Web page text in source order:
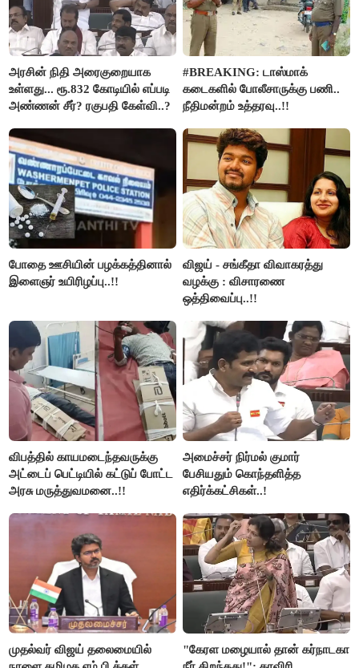
அரசின் நிதி அரைகுறையாக
உள்ளது... ரூ.832 கோடியில் எப்படி
அண்ணன் சீர்? ரகுபதி கேள்வி..?
#BREAKING: டாஸ்மாக்
கடைகளில் போலீசாருக்கு பணி..
நீதிமன்றம் உத்தரவு..!!
போதை ஊசியின் பழக்கத்தினால்
இளைஞர் உயிரிழப்பு..!!
விஜய் - சங்கீதா விவாகரத்து
வழக்கு : விசாரணை
ஒத்திவைப்பு..!!
விபத்தில் காயமடைந்தவருக்கு
அட்டைப் பெட்டியில் கட்டுப் போட்ட
அரசு மருத்துவமனை..!!
அமைச்சர் நிர்மல் குமார்
பேசியதும் கொந்தளித்த
எதிர்க்கட்சிகள்..!
முதல்வர் விஜய் தலைமையில்
"கேரள மழையால் தான் கர்நாடகா